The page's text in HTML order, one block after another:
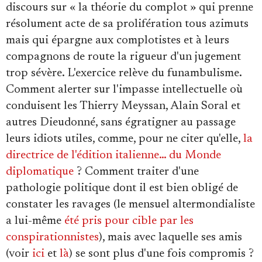
discours sur « la théorie du complot » qui prenne
résolument acte de sa prolifération tous azimuts
mais qui épargne aux complotistes et à leurs
compagnons de route la rigueur d'un jugement
trop sévère. L'exercice relève du funambulisme.
Comment alerter sur l'impasse intellectuelle où
conduisent les Thierry Meyssan, Alain Soral et
autres Dieudonné, sans égratigner au passage
leurs idiots utiles, comme, pour ne citer qu'elle, la
directrice de l'édition italienne… du Monde
diplomatique ? Comment traiter d'une
pathologie politique dont il est bien obligé de
constater les ravages (le mensuel altermondialiste
a lui-même été pris pour cible par les
conspirationnistes), mais avec laquelle ses amis
(voir ici et là) se sont plus d'une fois compromis ?